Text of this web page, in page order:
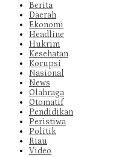
Berita
Daerah
Ekonomi
Headline
Hukrim
Kesehatan
Korupsi
Nasional
News
Olahraga
Otomatif
Pendidikan
Peristiwa
Politik
Riau
Video